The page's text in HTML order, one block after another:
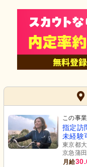
この事
指定訪
未経験
東京都
京急蒲
月給